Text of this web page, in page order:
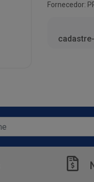
Fornecedor: